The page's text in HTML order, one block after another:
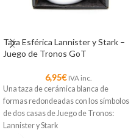
Taza Esférica Lannister y Stark –
Juego de Tronos GoT
6,95€ IVA inc.
Una taza de cerámica blanca de
formas redondeadas con los símbolos
de dos casas de Juego de Tronos:
Lannister y Stark